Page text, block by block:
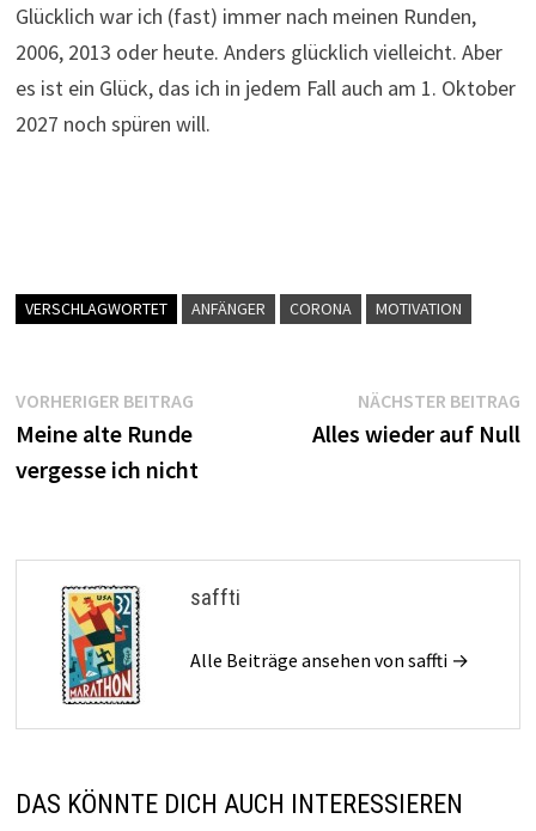
Glücklich war ich (fast) immer nach meinen Runden,
2006, 2013 oder heute. Anders glücklich vielleicht. Aber
es ist ein Glück, das ich in jedem Fall auch am 1. Oktober
2027 noch spüren will.
VERSCHLAGWORTET ANFÄNGER CORONA MOTIVATION
Beitragsnavigation
VORHERIGER BEITRAGVorheriger
Beitrag:
Meine alte Runde
vergesse ich nicht
NÄCHSTER BEITRAG
Alles wieder auf Null
saffti
Alle Beiträge ansehen von saffti →
DAS KÖNNTE DICH AUCH INTERESSIEREN